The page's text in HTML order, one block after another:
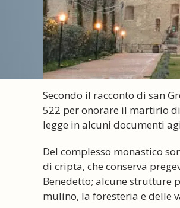
Secondo il racconto di san
522 per onorare il martirio di
legge in alcuni documenti
Del complesso monastico
di cripta, che conserva
Benedetto; alcune strutture
mulino, la foresteria e delle